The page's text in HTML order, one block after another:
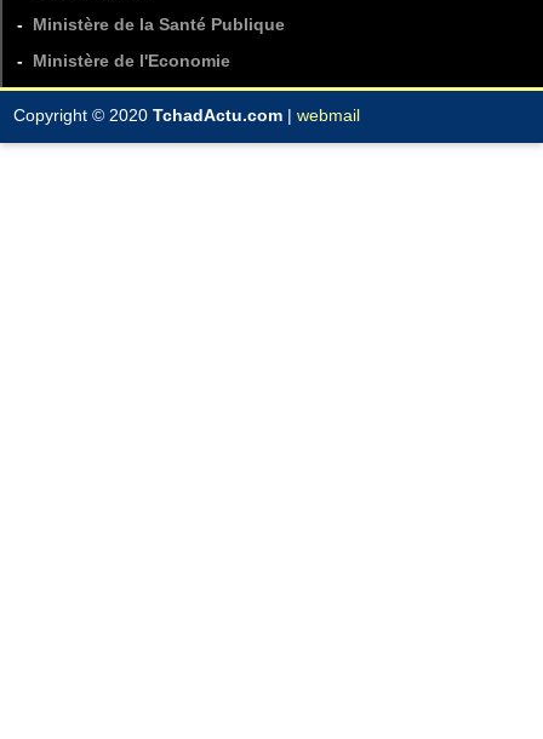
- Ministère de la Santé Publique
- Ministère de l'Economie
Copyright © 2020 TchadActu.com | webmail